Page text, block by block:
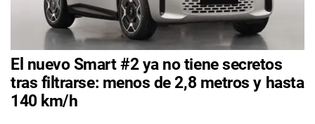
El nuevo Smart #2 ya no tiene secretos
tras filtrarse: menos de 2,8 metros y hasta
140 km/h